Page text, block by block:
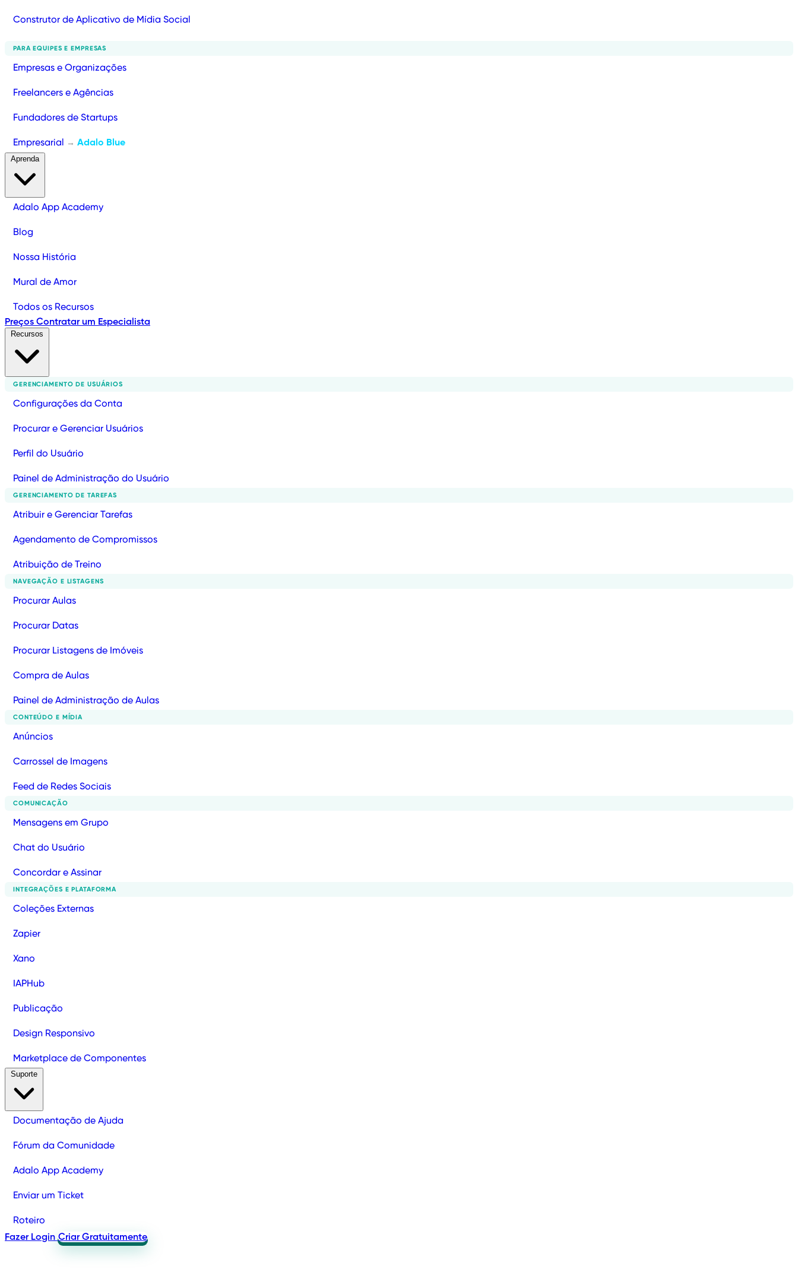
Construtor de Aplicativo de Mídia Social
PARA EQUIPES E EMPRESAS
Empresas e Organizações
Freelancers e Agências
Fundadores de Startups
Empresarial → Adalo Blue
Aprenda
Adalo App Academy
Blog
Nossa História
Mural de Amor
Todos os Recursos
Preços Contratar um Especialista
GERENCIAMENTO DE USUÁRIOS
Configurações da Conta
Procurar e Gerenciar Usuários
Perfil do Usuário
Painel de Administração do Usuário
GERENCIAMENTO DE TAREFAS
Atribuir e Gerenciar Tarefas
Agendamento de Compromissos
Atribuição de Treino
NAVEGAÇÃO E LISTAGENS
Procurar Aulas
Procurar Datas
Procurar Listagens de Imóveis
Compra de Aulas
Painel de Administração de Aulas
CONTEÚDO E MÍDIA
Anúncios
Carrossel de Imagens
Feed de Redes Sociais
COMUNICAÇÃO
Mensagens em Grupo
Chat do Usuário
Concordar e Assinar
INTEGRAÇÕES E PLATAFORMA
Coleções Externas
Zapier
Xano
IAPHub
Publicação
Design Responsivo
Marketplace de Componentes
Documentação de Ajuda
Fórum da Comunidade
Adalo App Academy
Enviar um Ticket
Roteiro
Fazer Login Criar Gratuitamente